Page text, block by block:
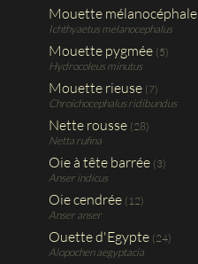
Mouette mélanocéphale
Ichthyaetus melanocephalus
Mouette pygmée (5)
Hydrocoleus minutus
Mouette rieuse (7)
Chroichocephalus ridibundus
Nette rousse (28)
Netta rufina
Oie à tête barrée (3)
Anser indicus
Oie cendrée (12)
Anser anser
Ouette d'Egypte (24)
Alopochen aegyptacia